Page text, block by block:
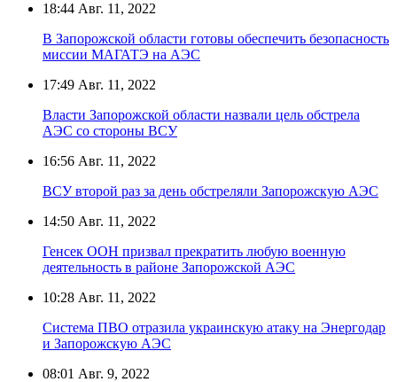
18:44 Авг. 11, 2022
В Запорожской области готовы обеспечить безопасность
миссии МАГАТЭ на АЭС
17:49 Авг. 11, 2022
Власти Запорожской области назвали цель обстрела
АЭС со стороны ВСУ
16:56 Авг. 11, 2022
ВСУ второй раз за день обстреляли Запорожскую АЭС
14:50 Авг. 11, 2022
Генсек ООН призвал прекратить любую военную
деятельность в районе Запорожской АЭС
10:28 Авг. 11, 2022
Система ПВО отразила украинскую атаку на Энергодар
и Запорожскую АЭС
08:01 Авг. 9, 2022